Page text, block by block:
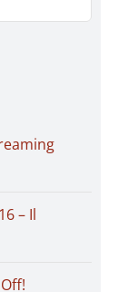
– Il